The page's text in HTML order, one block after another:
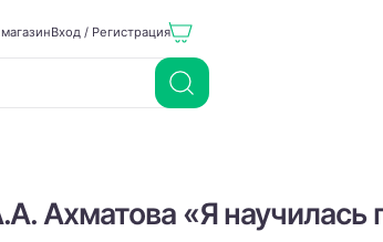
Вход / Регистрация
Ахматова «Я научилась